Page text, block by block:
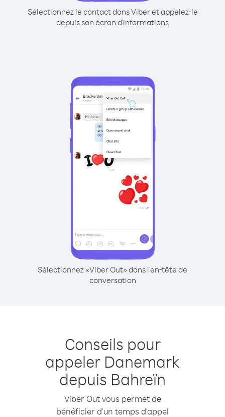
Sélectionnez le contact dans Viber et appelez-le
depuis son écran d'informations
Sélectionnez «Viber Out» dans l'en-tête de
conversation
Conseils pour
appeler Danemark
depuis Bahreïn
Viber Out vous permet de
bénéficier d'un temps d'appel